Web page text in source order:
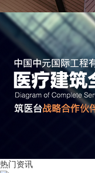
热门资讯